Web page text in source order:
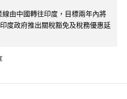
由中國轉往印度，目標兩年內將
度政府推出關稅豁免及稅務優惠延